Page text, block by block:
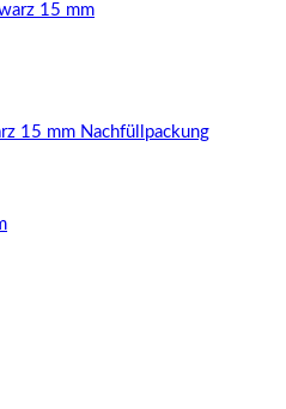
15 mm Nachfüllpackung